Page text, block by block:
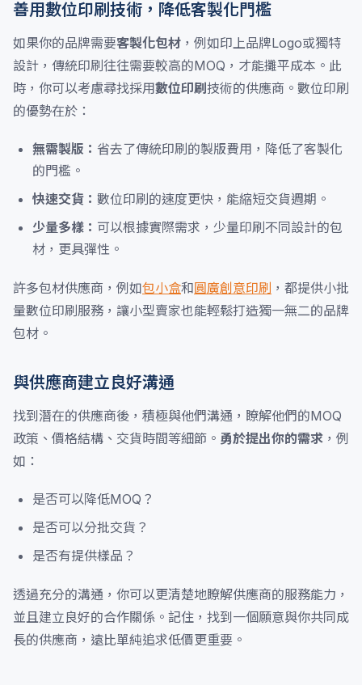
善用數位印刷技術，降低客製化門檻
如果你的品牌需要客製化包材 ，例如印上品牌Logo或獨特
設計，傳統印刷往往需要較高的MOQ，才能攤平成本。此
時，你可以考慮尋找採用數位印刷技術的供應商。數位印刷
的優勢在於：
無需製版： 省去了傳統印刷的製版費用，降低了客製化
的門檻。
快速交貨： 數位印刷的速度更快，能縮短交貨週期。
少量多樣： 可以根據實際需求，少量印刷不同設計的包
材，更具彈性。
許多包材供應商，例如包小盒和圓廣創意印刷 ，都提供小批
量數位印刷服務，讓小型賣家也能輕鬆打造獨一無二的品牌
包材。
與供應商建立良好溝通
找到潛在的供應商後，積極與他們溝通，瞭解他們的MOQ
政策、價格結構、交貨時間等細節。 勇於提出你的需求 ，例
如：
是否可以降低MOQ？
是否可以分批交貨？
是否有提供樣品？
透過充分的溝通，你可以更清楚地瞭解供應商的服務能力，
並且建立良好的合作關係。記住，找到一個願意與你共同成
長的供應商，遠比單純追求低價更重要。